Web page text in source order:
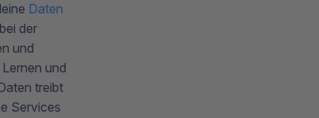
Daten
der
und
und
treibt
Services